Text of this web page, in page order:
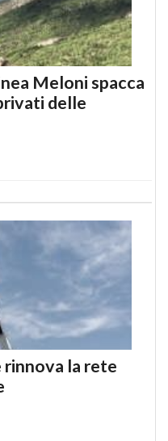
Meloni spacca
delle
rinnova la rete